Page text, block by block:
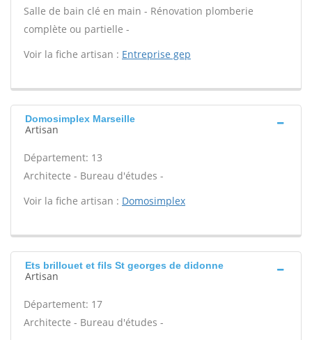
Salle de bain clé en main - Rénovation plomberie
complète ou partielle -
Voir la fiche artisan : Entreprise gep
Domosimplex Marseille
Artisan
Département: 13
Architecte - Bureau d'études -
Voir la fiche artisan : Domosimplex
Ets brillouet et fils St georges de didonne
Artisan
Département: 17
Architecte - Bureau d'études -